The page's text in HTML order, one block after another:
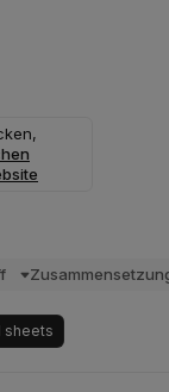
sheets